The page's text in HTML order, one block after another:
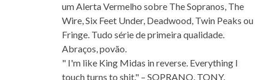
um Alerta Vermelho sobre The Sopranos, The
Wire, Six Feet Under, Deadwood, Twin Peaks ou
Fringe. Tudo série de primeira qualidade.
Abraços, povão.
" I'm like King Midas in reverse. Everything I
touch turns to shit." – SOPRANO, TONY.